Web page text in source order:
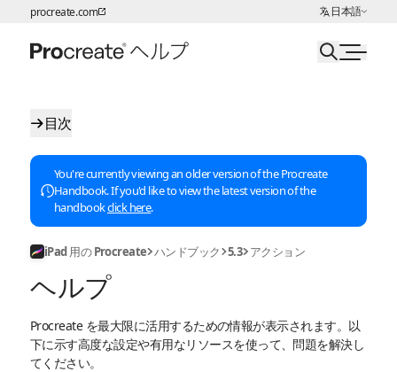
ページコンテンツへスキップ
procreate.com 日本語
言語の選択:
目次
You're currently viewing an older version of the Procreate
Handbook. If you'd like to view the latest version of the
handbookclick here.
iPad 用の Procreate ハンドブック 5.3 アクション
ヘルプ
Procreate を最大限に活用するための情報が表示されます。以
下に示す高度な設定や有用なリソースを使って、問題を解決し
てください。